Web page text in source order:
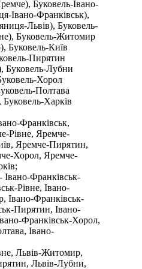
Буковель-Івано-
Івано-Франківськ),
Львів), Буковель-
Буковель-Житомир
Буковель-Київ
Пирятин
Буковель-Лубни
Хорол
Полтава
Харків
Франківськ,
Рівне, Яремче-
Яремче-Пирятин,
Хорол, Яремче-
Івано-Франківськ-
Рівне, Івано-
Івано-Франківськ-
Пирятин, Івано-
Франківськ-Хорол,
Івано-
Львів-Житомир,
Львів-Лубни,